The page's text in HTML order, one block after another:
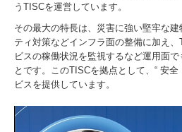
うTISCを運営しています。
その最大の特長は、災害に強い堅牢な
ティ対策などインフラ面の整備に加え
ビスの稼働状況を監視するなど運用面
とです。このTISCを拠点として、“ 安
ビスを提供しています。